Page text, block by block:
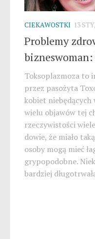
CIEKAWOSTKI 13
Problemy
Toksoplazmoza to
przez pasożyta
kobiet niebędących
wielu objawów tej
rzeczywistości
dowie, że miało
osoby mogą mieć
grypopodobne.
bardziej